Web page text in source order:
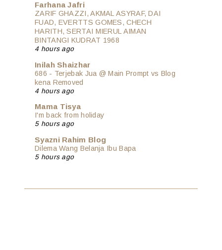
Farhana Jafri
ZARIF GHAZZI, AKMAL ASYRAF, DAI
FUAD, EVERTTS GOMES, CHECH
HARITH, SERTAI MIERUL AIMAN
BINTANGI KUDRAT 1968
4 hours ago
Inilah Shaizhar
686 - Terjebak Jua @ Main Prompt vs Blog
kena Removed
4 hours ago
Mama Tisya
I'm back from holiday
5 hours ago
Syazni Rahim Blog
Dilema Wang Belanja Ibu Bapa
5 hours ago